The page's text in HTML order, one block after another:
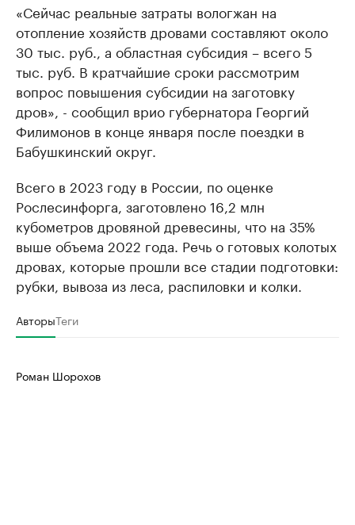
«Сейчас реальные затраты вологжан на
отопление хозяйств дровами составляют около
30 тыс. руб., а областная субсидия – всего 5
тыс. руб. В кратчайшие сроки рассмотрим
вопрос повышения субсидии на заготовку
дров», - сообщил врио губернатора Георгий
Филимонов в конце января после поездки в
Бабушкинский округ.
Всего в 2023 году в России, по оценке
Рослесинфорга, заготовлено 16,2 млн
кубометров дровяной древесины, что на 35%
выше объема 2022 года. Речь о готовых колотых
дровах, которые прошли все стадии подготовки:
рубки, вывоза из леса, распиловки и колки.
АвторыТеги
Роман Шорохов